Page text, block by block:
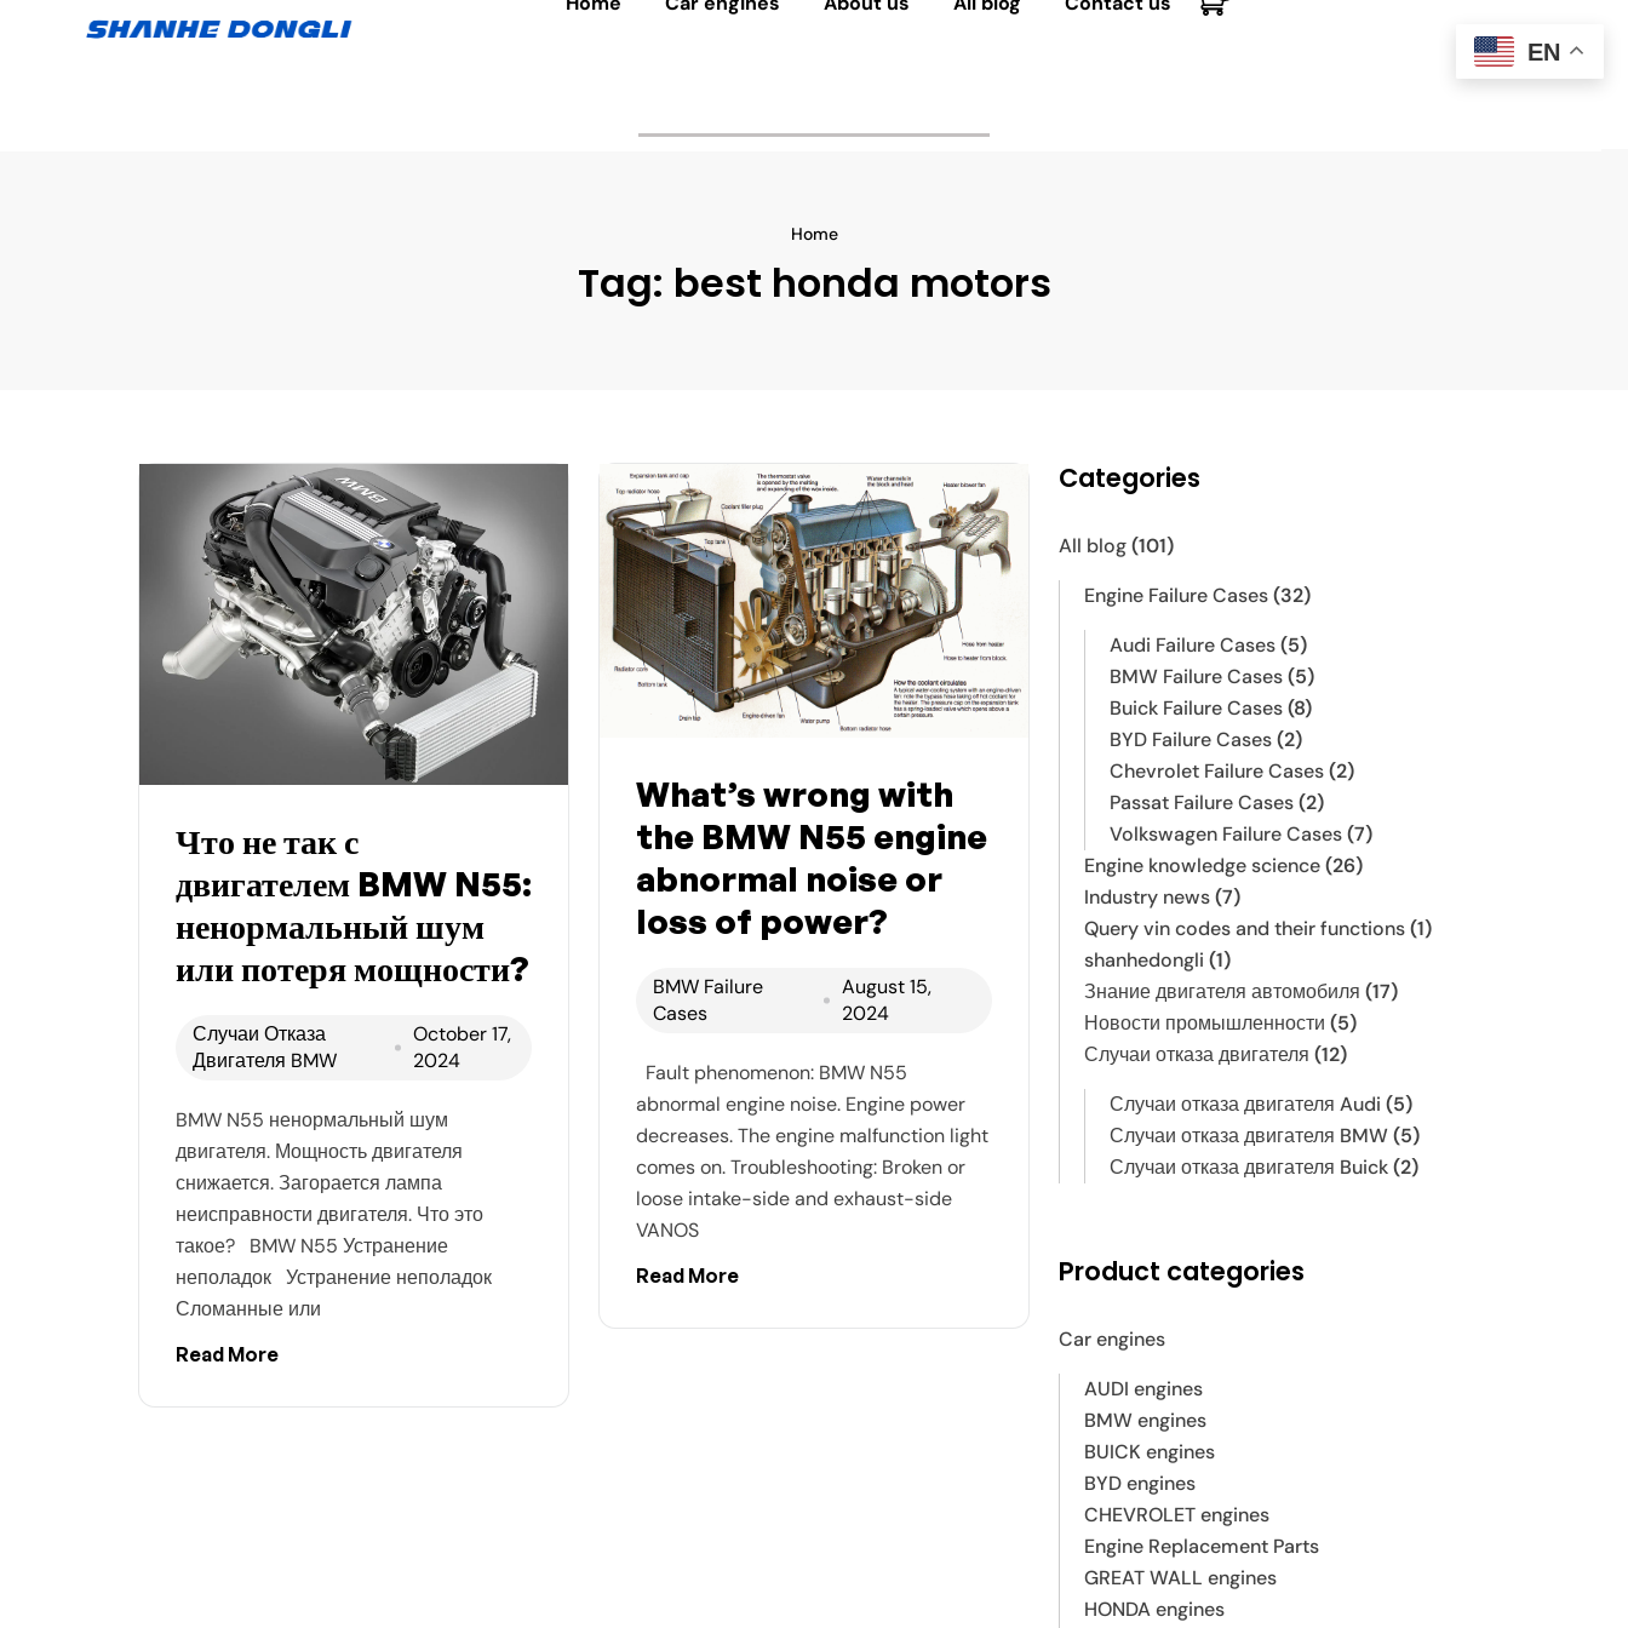
Home
Tag: best honda motors
Что не так с
двигателем BMW N55:
ненормальный шум
или потеря мощности?
Случаи Отказа
Двигателя BMW
October 17,
2024
BMW N55 ненормальный шум
двигателя. Мощность двигателя
снижается. Загорается лампа
неисправности двигателя. Что это
такое? BMW N55 Устранение
неполадок Устранение неполадок
Сломанные или
Read More
What’s wrong with
the BMW N55 engine
abnormal noise or
loss of power?
BMW Failure
Cases
August 15,
2024
Fault phenomenon: BMW N55
abnormal engine noise. Engine power
decreases. The engine malfunction light
comes on. Troubleshooting: Broken or
loose intake-side and exhaust-side
VANOS
Read More
Categories
All blog(101)
Engine Failure Cases(32)
Audi Failure Cases(5)
BMW Failure Cases(5)
Buick Failure Cases(8)
BYD Failure Cases(2)
Chevrolet Failure Cases(2)
Passat Failure Cases(2)
Volkswagen Failure Cases(7)
Engine knowledge science(26)
Industry news(7)
Query vin codes and their functions(1)
shanhedongli (1)
Знание двигателя автомобиля (17)
Новости промышленности (5)
Случаи отказа двигателя (12)
Случаи отказа двигателя Audi (5)
Случаи отказа двигателя BMW(5)
Случаи отказа двигателя Buick(2)
Product categories
Car engines
AUDI engines
BMW engines
BUICK engines
BYD engines
CHEVROLET engines
Engine Replacement Parts
GREAT WALL engines
HONDA engines
EN